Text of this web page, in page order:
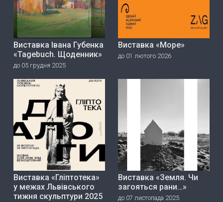
Виставка Івана Губенка
«Tagebuch. Щоденник»
до 05 грудня 2025
Виставка «Море»
до 01 лютого 2026
Виставка «Гліптотека»
у межах Львівського
тижня скульптури 2025
Виставка «Земля. Чи
загояться рани…»
до 07 листопада 2025